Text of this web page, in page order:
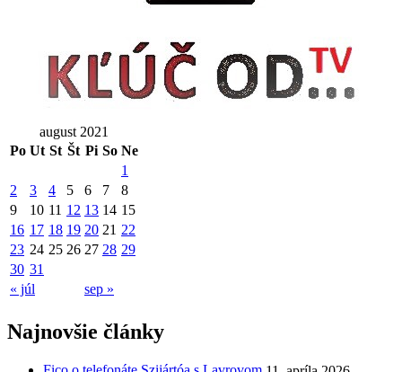
august 2021
Po Ut St Št Pi So Ne
« júl sep »
1
2
3 4 5 6 7
8
9
10 11 12 13 14 15
16 17 18 19 20 21 22
23 24 25 26 27 28 29
30 31
Najnovšie články